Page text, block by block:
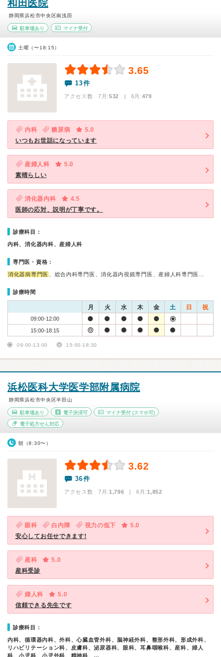
和田医院
静岡県浜松市中央区南浅田
駐車場あり マイナ受付
土曜（〜18:15）
3.65
13件
アクセス数 7月:532 | 6月:479
内科 糖尿病
5.0
いつもお世話になっています
産婦人科
5.0
素晴らしい
消化器内科
4.5
医師の応対、説明が丁寧です。
診療科目：
内科、消化器内科、産婦人科
専門医・資格：
消化器病専門医 、総合内科専門医、消化器内視鏡専門医、産婦人科専門医…
診療時間
月 火 水 木 金 土 日 祝
09:00-12:00
15:00-18:15
09:00-13:00 15:00-18:30
浜松医科大学医学部附属病院
静岡県浜松市中央区半田山
駐車場あり 電子決済可 マイナ受付 (スマホ可)
電子処方せん対応
朝（8:30〜）
3.62
36件
アクセス数 7月:1,796 | 6月:1,852
眼科 白内障 視力の低下
5.0
安心してお任せできます!
産科
5.0
産科受診
婦人科
5.0
信頼できる先生です
診療科目：
内科、循環器内科、外科、心臓血管外科、脳神経外科、整形外科、形成外科、
リハビリテーション科、皮膚科、泌尿器科、眼科、耳鼻咽喉科、産科、婦人
科、小児科、小児外科、精神科、…